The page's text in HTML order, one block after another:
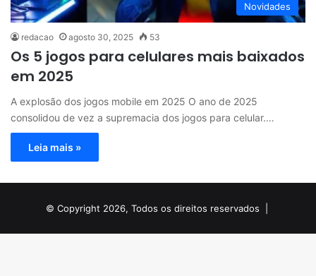
Novidades
redacao agosto 30, 2025 53
Os 5 jogos para celulares mais baixados
em 2025
A explosão dos jogos mobile em 2025 O ano de 2025
consolidou de vez a supremacia dos jogos para celular.…
Leia mais »
© Copyright 2026, Todos os direitos reservados |